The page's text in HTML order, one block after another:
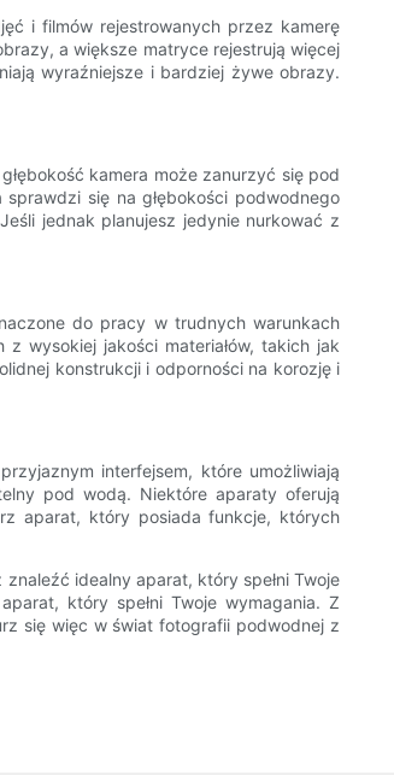
i filmów rejestrowanych przez kamerę
a większe matryce rejestrują więcej
wyraźniejsze i bardziej żywe obrazy.
kamera może zanurzyć się pod
się na głębokości podwodnego
jednak planujesz jedynie nurkować z
do pracy w trudnych warunkach
wysokiej jakości materiałów, takich jak
konstrukcji i odporności na korozję i
interfejsem, które umożliwiają
pod wodą. Niektóre aparaty oferują
aparat, który posiada funkcje, których
idealny aparat, który spełni Twoje
który spełni Twoje wymagania. Z
się więc w świat fotografii podwodnej z